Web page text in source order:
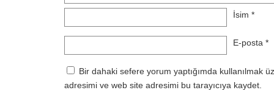
İsim *
E-posta *
Bir dahaki sefere yorum yaptığımda kullanılmak
adresimi ve web site adresimi bu tarayıcıya kaydet.